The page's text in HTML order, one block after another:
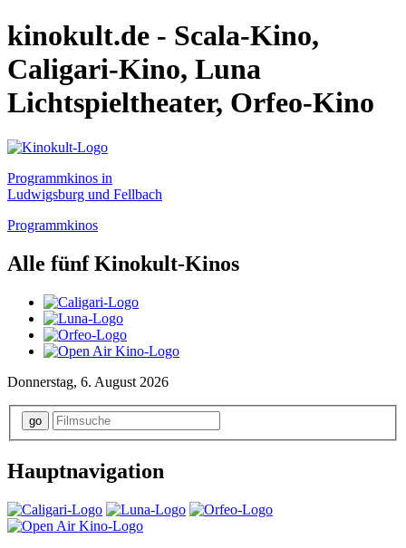
kinokult.de - Scala-Kino,
Caligari-Kino, Luna
Lichtspieltheater, Orfeo-Kino
Programmkinos in
Ludwigsburg und Fellbach
Programmkinos
Alle fünf Kinokult-Kinos
Donnerstag, 6. August 2026
Hauptnavigation